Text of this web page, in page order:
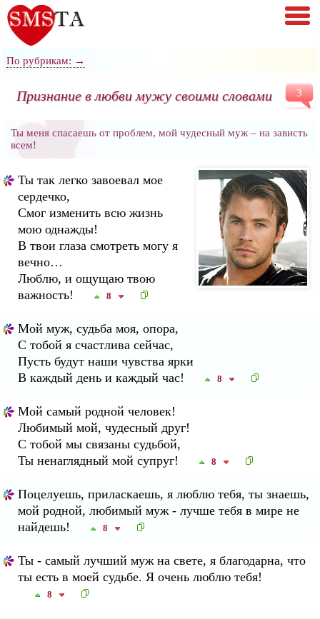
По рубрикам: →
3
Признание в любви мужу своими словами
Ты меня спасаешь от проблем, мой чудесный муж – на зависть
всем!
Ты так легко завоевал мое
сердечко,
Смог изменить всю жизнь
мою однажды!
В твои глаза смотреть могу я
вечно…
Люблю, и ощущаю твою
важность!
8
Мой муж, судьба моя, опора,
С тобой я счастлива сейчас,
Пусть будут наши чувства ярки
В каждый день и каждый час!
8
Мой самый родной человек!
Любимый мой, чудесный друг!
С тобой мы связаны судьбой,
Ты ненаглядный мой супруг!
8
Поцелуешь, приласкаешь, я люблю тебя, ты знаешь,
мой родной, любимый муж - лучше тебя в мире не
найдешь!
8
Ты - самый лучший муж на свете, я благодарна, что
ты есть в моей судьбе. Я очень люблю тебя!
8